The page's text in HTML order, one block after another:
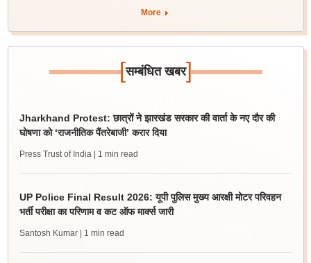
More
[सम्बंधित खबर]
Jharkhand Protest: छात्रों ने झारखंड सरकार की वार्ता के नए दौर की
घोषणा को ‘राजनीतिक पैंतरेबाजी’ करार दिया
Press Trust of India | 1 min read
UP Police Final Result 2026: यूपी पुलिस मुख्य आरक्षी मोटर परिवहन
भर्ती परीक्षा का परिणाम व कट ऑफ मार्क्स जारी
Santosh Kumar | 1 min read